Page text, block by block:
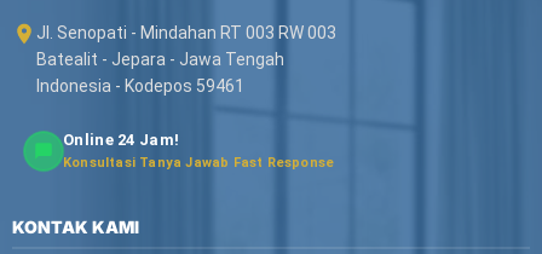
Jl. Senopati - Mindahan RT 003 RW 003
Batealit - Jepara - Jawa Tengah
Indonesia - Kodepos 59461
Online 24 Jam!
Konsultasi Tanya Jawab Fast Response
KONTAK KAMI